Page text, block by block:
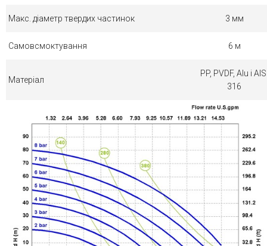
Макс. діаметр твердих частинок 3 мм
Самовсмоктування 6 м
Матеріал
PP, PVDF, Alu і
316